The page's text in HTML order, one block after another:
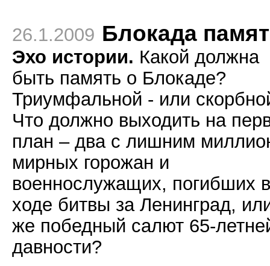
26.1.2009 Блокада
Эхо истории. Какой должна
быть память о Блокаде?
Триумфальной - или
Что должно выходить на
план – два с лишним
мирных горожан и
военнослужащих, погибших в
ходе битвы за Ленинград,
же победный салют 65-
давности?